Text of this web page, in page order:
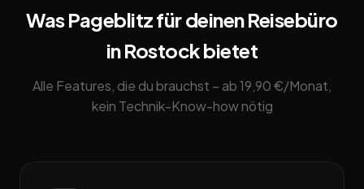
Was Pageblitz für deinen Reisebüro
in Rostock bietet
Alle Features, die du brauchst – ab 19,90 €/Monat,
kein Technik-Know-how nötig